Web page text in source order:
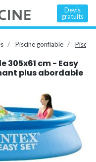
Devis
gratuits
Piscine gonflable
305x61 cm - Easy
plus abordable